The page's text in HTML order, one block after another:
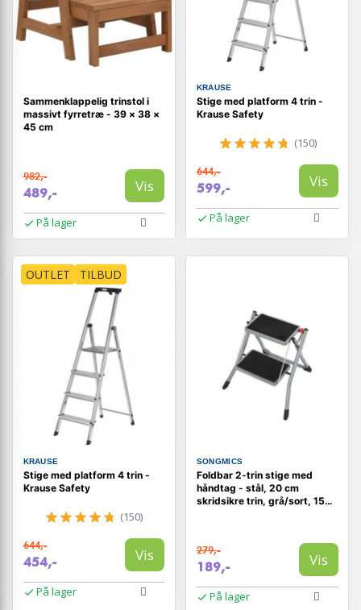
Sammenklappelig trinstol i
massivt fyrretræ - 39 × 38 ×
45 cm
982,-
489,- Vis
På lager
KRAUSE
Stige med platform 4 trin -
Krause Safety
(150)
644,-
599,- Vis
På lager
OUTLET TILBUD
KRAUSE
Stige med platform 4 trin -
Krause Safety
(150)
644,-
454,- Vis
På lager
SONGMICS
Foldbar 2-trin stige med
håndtag - stål, 20 cm
skridsikre trin, grå/sort, 150
279,-
189,- Vis
På lager